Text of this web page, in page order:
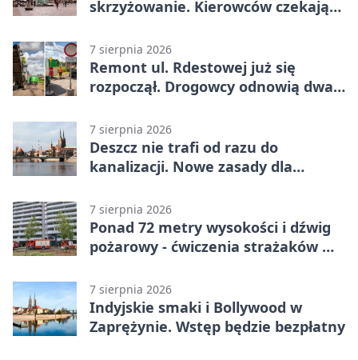
skrzyżowanie. Kierowców czekają
7 sierpnia 2026
Remont ul. Rdestowej już się
rozpoczął. Drogowcy odnowią dwa
7 sierpnia 2026
Deszcz nie trafi od razu do
kanalizacji. Nowe zasady dla
7 sierpnia 2026
Ponad 72 metry wysokości i dźwig
pożarowy - ćwiczenia strażaków we
7 sierpnia 2026
Indyjskie smaki i Bollywood w
Zaprężynie. Wstęp będzie bezpłatny